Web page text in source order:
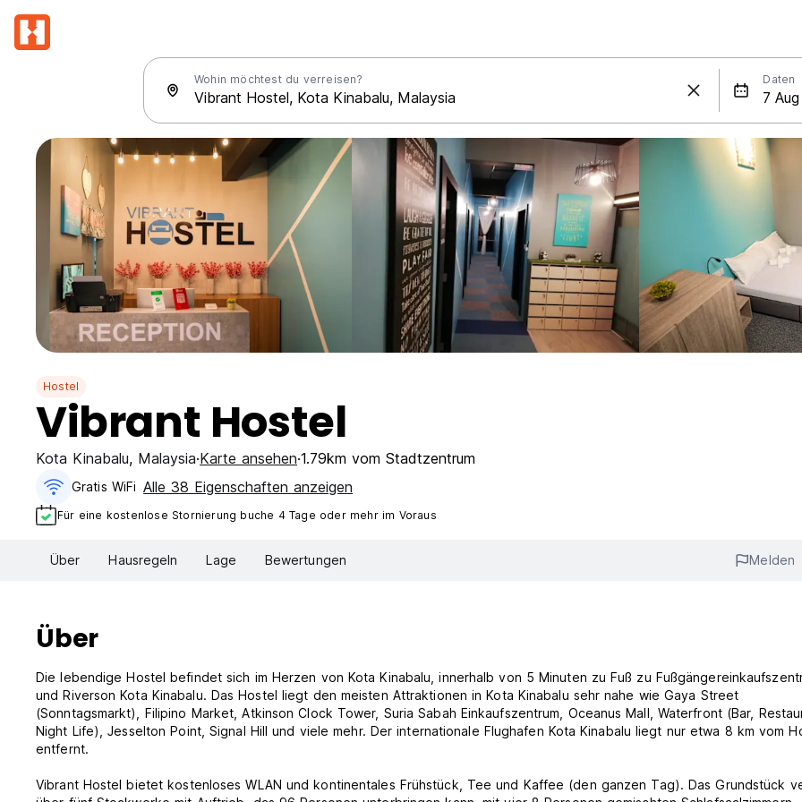
Wohin möchtest du verreisen? Daten
Hostel
Vibrant Hostel
Kota Kinabalu, Malaysia Karte ansehen 1.79km vom Stadtzentrum
Gratis WiFi Alle 38 Eigenschaften anzeigen
Für eine kostenlose Stornierung buche 4 Tage oder mehr im Voraus
Über Hausregeln Lage Bewertungen Melden
Über
Die lebendige Hostel befindet sich im Herzen von Kota Kinabalu, innerhalb von 5 Minuten zu Fuß zu
und Riverson Kota Kinabalu. Das Hostel liegt den meisten Attraktionen in Kota Kinabalu sehr nahe wie Gaya Street
(Sonntagsmarkt), Filipino Market, Atkinson Clock Tower, Suria Sabah Einkaufszentrum, Oceanus Mall, Waterfront (Bar,
Night Life), Jesselton Point, Signal Hill und viele mehr. Der internationale Flughafen Kota Kinabalu liegt nur etwa 8 km vom
entfernt.
Vibrant Hostel bietet kostenloses WLAN und kontinentales Frühstück, Tee und Kaffee (den ganzen Tag). Das Grundstück